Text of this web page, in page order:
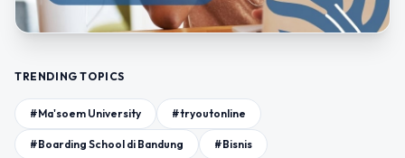
TRENDING TOPICS
#Ma'soem University #tryoutonline
#Boarding School di Bandung #Bisnis